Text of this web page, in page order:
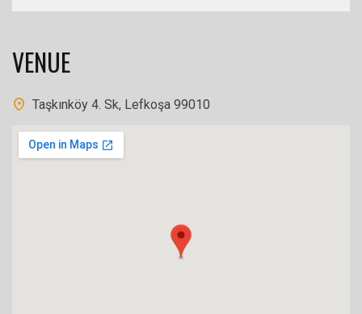
VENUE
Taşkınköy 4. Sk, Lefkoşa 99010